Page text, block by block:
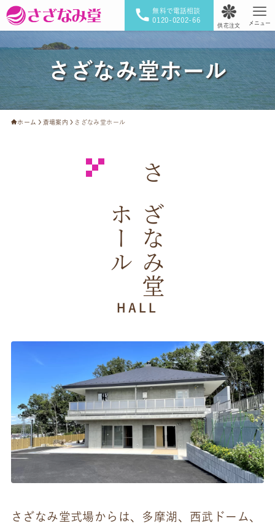
無料で電話相談
0120-0202-66
供花注文 メニュー
さざなみ堂ホール
ホーム 斎場案内 さざなみ堂ホール
さざなみ堂
ホール
HALL
さざなみ堂式場からは、多摩湖、西武ドーム、